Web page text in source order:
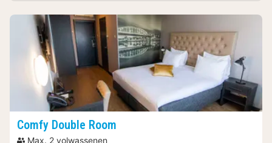
Comfy Double Room
Max. 2 volwassenen